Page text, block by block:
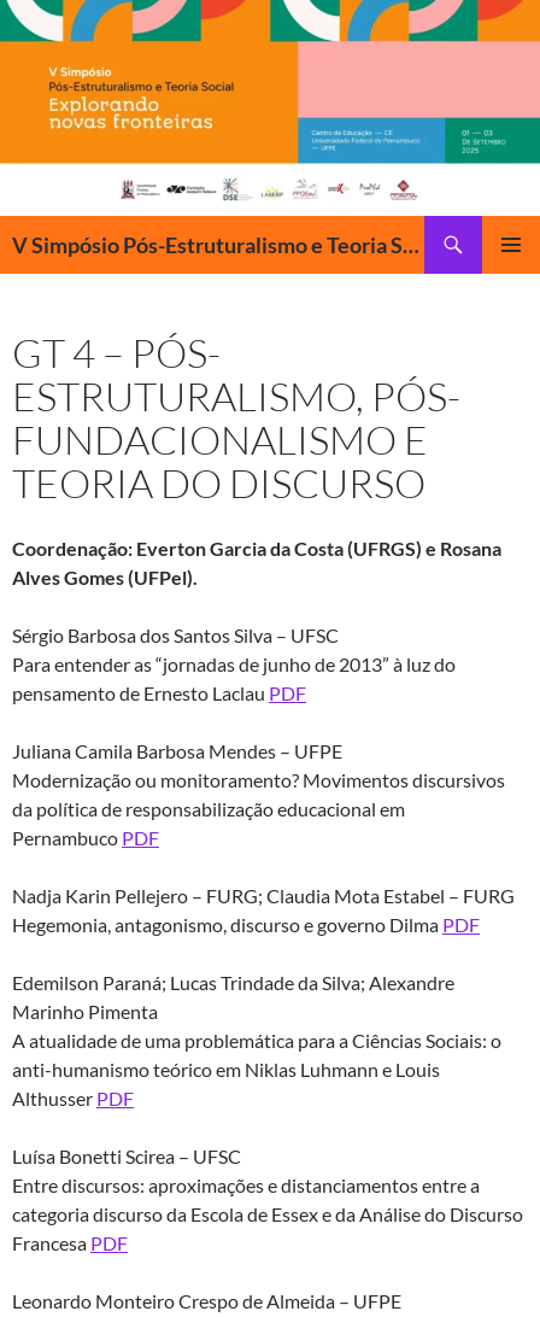
Pular
para
conteúdo
V Simpósio Pós-Estruturalismo e Teoria Social
GT 4 – PÓS-
ESTRUTURALISMO, PÓS-
FUNDACIONALISMO E
TEORIA DO DISCURSO
Coordenação: Everton Garcia da Costa (UFRGS) e Rosana
Alves Gomes (UFPel).
Sérgio Barbosa dos Santos Silva – UFSC
Para entender as “jornadas de junho de 2013” à luz do
pensamento de Ernesto Laclau PDF
Juliana Camila Barbosa Mendes – UFPE
Modernização ou monitoramento? Movimentos discursivos
da política de responsabilização educacional em
Pernambuco PDF
Nadja Karin Pellejero – FURG; Claudia Mota Estabel – FURG
Hegemonia, antagonismo, discurso e governo Dilma PDF
Edemilson Paraná; Lucas Trindade da Silva; Alexandre
Marinho Pimenta
A atualidade de uma problemática para a Ciências Sociais: o
anti-humanismo teórico em Niklas Luhmann e Louis
Althusser PDF
Luísa Bonetti Scirea – UFSC
Entre discursos: aproximações e distanciamentos entre a
categoria discurso da Escola de Essex e da Análise do Discurso
Francesa PDF
Leonardo Monteiro Crespo de Almeida – UFPE